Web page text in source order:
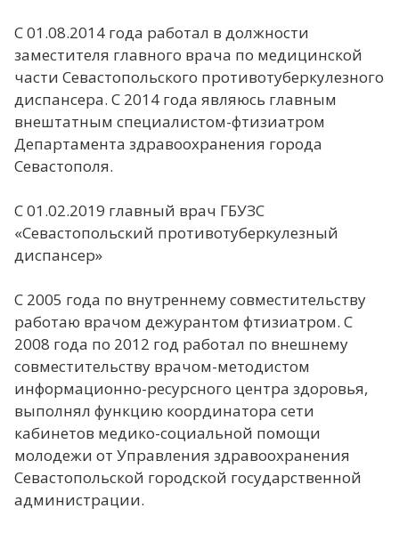
С 01.08.2014 года работал в должности
заместителя главного врача по медицинской
части Севастопольского противотуберкулезного
диспансера. С 2014 года являюсь главным
внештатным специалистом-фтизиатром
Департамента здравоохранения города
Севастополя.
С 01.02.2019 главный врач ГБУЗС
«Севастопольский противотуберкулезный
диспансер»
С 2005 года по внутреннему совместительству
работаю врачом дежурантом фтизиатром. С
2008 года по 2012 год работал по внешнему
совместительству врачом-методистом
информационно-ресурсного центра здоровья,
выполнял функцию координатора сети
кабинетов медико-социальной помощи
молодежи от Управления здравоохранения
Севастопольской городской государственной
администрации.